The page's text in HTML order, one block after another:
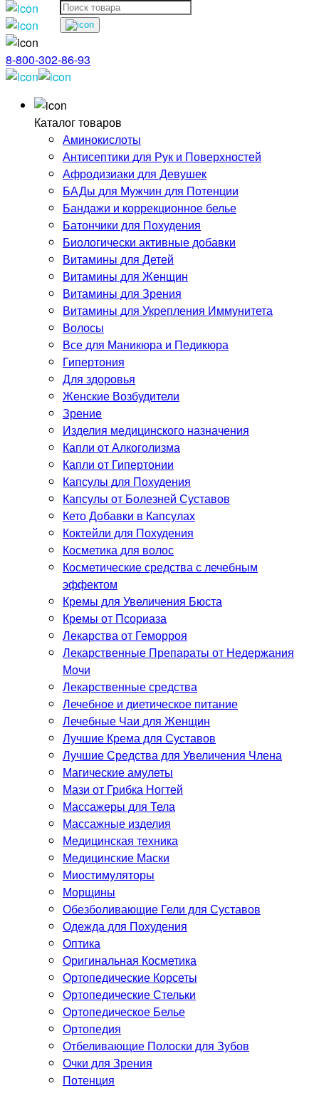
8-800-302-86-93
Каталог товаров
Аминокислоты
Антисептики для Рук и Поверхностей
Афродизиаки для Девушек
БАДы для Мужчин для Потенции
Бандажи и коррекционное белье
Батончики для Похудения
Биологически активные добавки
Витамины для Детей
Витамины для Женщин
Витамины для Зрения
Витамины для Укрепления Иммунитета
Волосы
Все для Маникюра и Педикюра
Гипертония
Для здоровья
Женские Возбудители
Зрение
Изделия медицинского назначения
Капли от Алкоголизма
Капли от Гипертонии
Капсулы для Похудения
Капсулы от Болезней Суставов
Кето Добавки в Капсулах
Коктейли для Похудения
Косметика для волос
Косметические средства с лечебным
эффектом
Кремы для Увеличения Бюста
Кремы от Псориаза
Лекарства от Геморроя
Лекарственные Препараты от Недержания
Мочи
Лекарственные средства
Лечебное и диетическое питание
Лечебные Чаи для Женщин
Лучшие Крема для Суставов
Лучшие Средства для Увеличения Члена
Магические амулеты
Мази от Грибка Ногтей
Массажеры для Тела
Массажные изделия
Медицинская техника
Медицинские Маски
Миостимуляторы
Морщины
Обезболивающие Гели для Суставов
Одежда для Похудения
Оптика
Оригинальная Косметика
Ортопедические Корсеты
Ортопедические Стельки
Ортопедическое Белье
Ортопедия
Отбеливающие Полоски для Зубов
Очки для Зрения
Потенция